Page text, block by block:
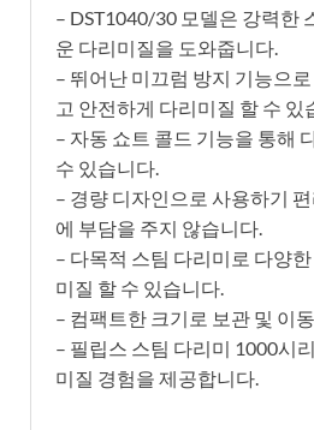
– DST1040/30 모델은 강력한
운 다리미질을 도와줍니다.
– 뛰어난 미끄럼 방지 기능으
고 안전하게 다리미질 할 수 있
– 자동 쇼트 콜드 기능을 통해
수 있습니다.
– 경량 디자인으로 사용하기
에 부담을 주지 않습니다.
– 다목적 스팀 다리미로 다양
미질 할 수 있습니다.
– 컴팩트한 크기로 보관 및 이
– 필립스 스팀 다리미 1000시
미질 경험을 제공합니다.